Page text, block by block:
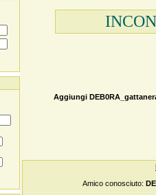
Aggiungi
Amico conosciuto: